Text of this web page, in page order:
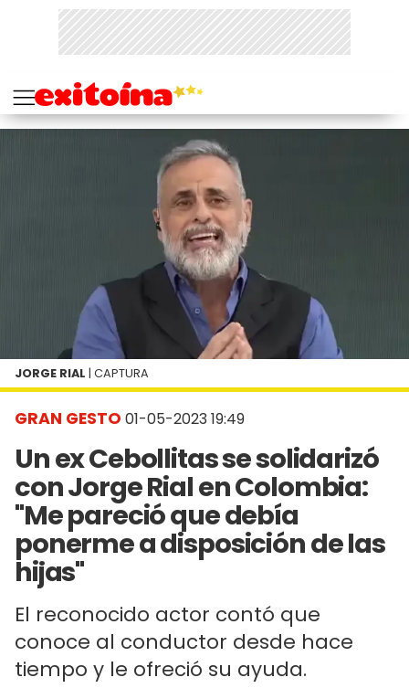
GRAN GESTO 01-05-2023 19:49
Un ex Cebollitas se solidarizó
con Jorge Rial en Colombia:
"Me pareció que debía
ponerme a disposición de las
hijas"
El reconocido actor contó que
conoce al conductor desde hace
tiempo y le ofreció su ayuda.
JORGE RIAL | CAPTURA